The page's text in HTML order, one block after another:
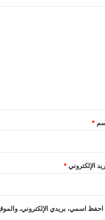
*
الإلكتروني *
احفظ اسمي، بريدي الإلكتروني،